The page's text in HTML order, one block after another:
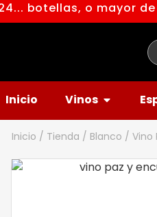
botellas, o mayor de
Inicio Vinos
Inicio / Tienda / Blanco / Vino